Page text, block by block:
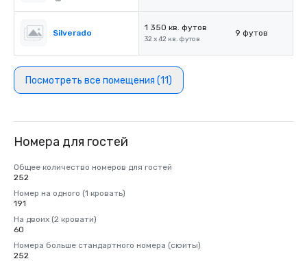
Silverado
1 350 кв. футов
32 x 42 кв. футов
9 футов
Посмотреть все помещения (11)
Номера для гостей
Общее количество номеров для гостей
252
Номер на одного (1 кровать)
191
На двоих (2 кровати)
60
Номера больше стандартного номера (сюиты)
252